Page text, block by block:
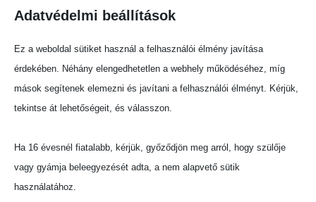
Adatvédelmi beállítások
Ez a weboldal sütiket használ a felhasználói élmény javítása
érdekében. Néhány elengedhetetlen a webhely működéséhez, míg
mások segítenek elemezni és javítani a felhasználói élményt. Kérjük,
tekintse át lehetőségeit, és válasszon.
Ha 16 évesnél fiatalabb, kérjük, győződjön meg arról, hogy szülője
vagy gyámja beleegyezését adta, a nem alapvető sütik
használatához.